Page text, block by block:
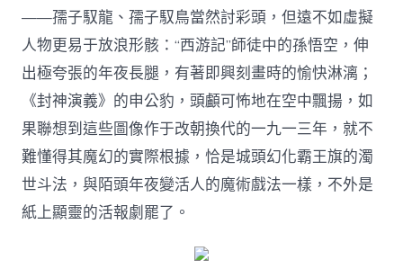
——孺子馭龍、孺子馭鳥當然討彩頭，但遠不如虛擬
人物更易于放浪形骸：“西游記”師徒中的孫悟空，伸
出極夸張的年夜長腿，有著即興刻畫時的愉快淋漓；
《封神演義》的申公豹，頭顱可怖地在空中飄揚，如
果聯想到這些圖像作于改朝換代的一九一三年，就不
難懂得其魔幻的實際根據，恰是城頭幻化霸王旗的濁
世斗法，與陌頭年夜變活人的魔術戲法一樣，不外是
紙上顯靈的活報劇罷了。